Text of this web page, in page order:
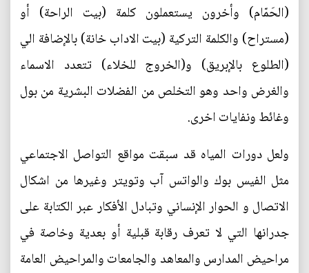
(الحَمّام) وأخرون يستعملون كلمة (بيت الراحة) أو
(مستراح) والكلمة التركية (بيت الاداب خانة) بالإضافة الي
(الطلوع بالإبريق) و(الخروج للخلاء) تتعدد الاسماء
والغرض واحد وهو التخلص من الفضلات البشرية من بول
وغائط ونفايات اخرى.
ولعل دورات المياه قد سبقت مواقع التواصل الاجتماعي
مثل الفيس بوك والواتس آب وتويتر وغيرها من اشكال
الاتصال و الحوار الإنساني وتبادل الأفكار عبر الكتابة على
جدرانها التي لا تعرف رقابة قبلية أو بعدية وخاصة في
مراحيض المدارس والمعاهد والجامعات والمراحيض العامة